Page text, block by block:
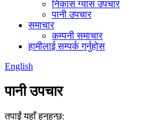
निकास ग्यास उपचार
पानी उपचार
समाचार
कम्पनी समाचार
हामीलाई सम्पर्क गर्नुहोस
English
पानी उपचार
तपाईं यहाँ हुनुहुन्छ: